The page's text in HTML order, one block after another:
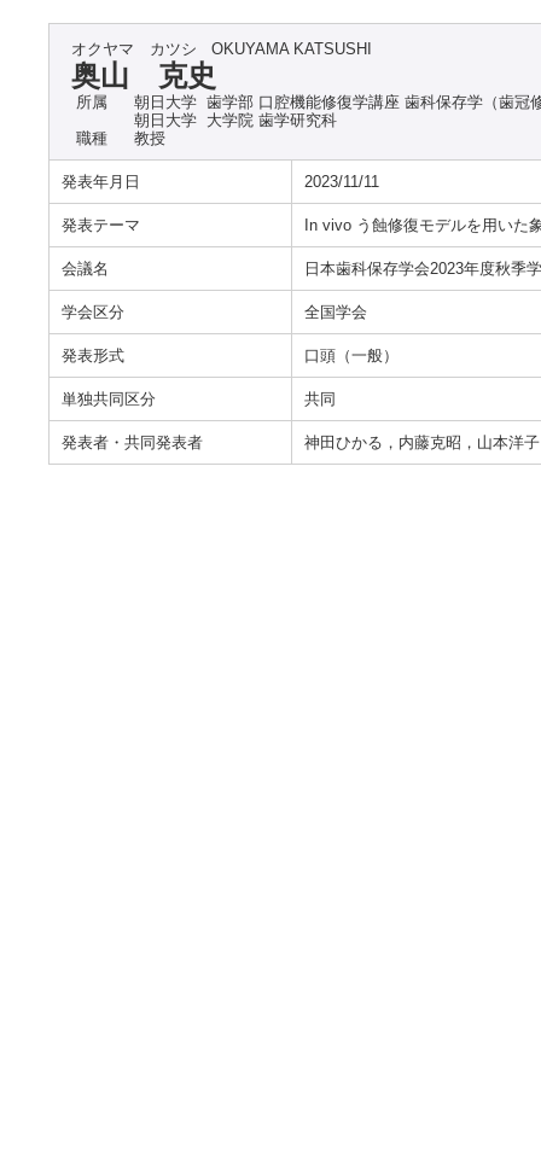
オクヤマ カツシ OKUYAMA KATSUSHI
奥山 克史
所属
朝日大学 歯学部 口腔機能修復学講座 歯科保存学（歯冠
朝日大学 大学院 歯学研究科
職種
教授
発表年月日 2023/11/11
発表テーマ In vivo う蝕修復モデルを用いた
会議名 日本歯科保存学会2023年度秋季
学会区分 全国学会
発表形式 口頭（一般）
単独共同区分 共同
発表者・共同発表者 神田ひかる，内藤克昭，山本洋